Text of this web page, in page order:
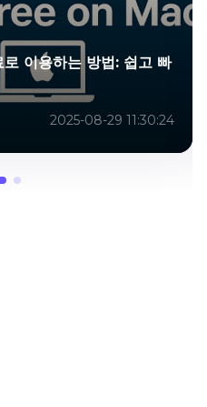
이용하는 방법: 쉽고 빠
2025-08-29 11:30:24